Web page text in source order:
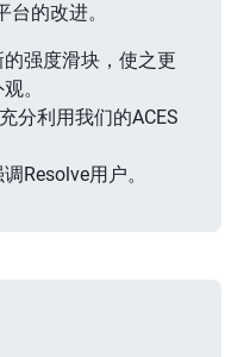
的改进。
强度滑块，使之更
。
分利用我们的ACES
Resolve用户。